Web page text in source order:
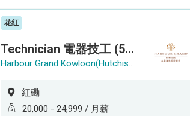
花紅
Technician 電器技工 (5-Day Work Week)
Harbour Grand Kowloon(Hutchison Hotel Hong Kong Limited)
紅磡
20,000 - 24,999 / 月薪